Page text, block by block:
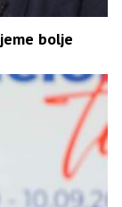
bolje